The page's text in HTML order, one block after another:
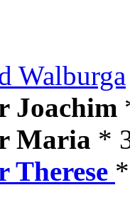
Walburga
Joachim
Maria *
Therese